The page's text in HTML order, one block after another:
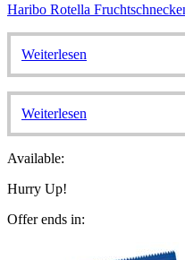
Haribo Rotella
Weiterlesen
Weiterlesen
Available:
Hurry Up!
Offer ends in: